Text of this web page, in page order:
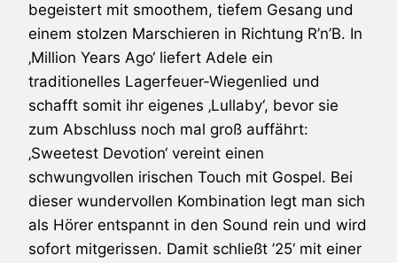
begeistert mit smoothem, tiefem Gesang und
einem stolzen Marschieren in Richtung R’n’B. In
‚Million Years Ago‘ liefert Adele ein
traditionelles Lagerfeuer-Wiegenlied und
schafft somit ihr eigenes ‚Lullaby‘, bevor sie
zum Abschluss noch mal groß auffährt:
‚Sweetest Devotion‘ vereint einen
schwungvollen irischen Touch mit Gospel. Bei
dieser wundervollen Kombination legt man sich
als Hörer entspannt in den Sound rein und wird
sofort mitgerissen. Damit schließt ’25‘ mit einer